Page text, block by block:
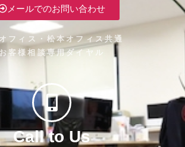
メールでのお問い合わせ
フィス・松本オフィス共通
お客様相談専用ダイヤル
Call to Us